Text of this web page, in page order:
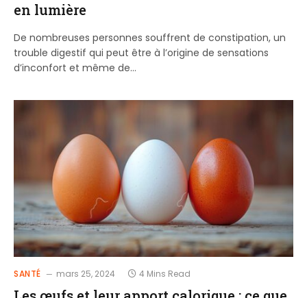
en lumière
De nombreuses personnes souffrent de constipation, un
trouble digestif qui peut être à l’origine de sensations
d’inconfort et même de…
SANTÉ mars 25, 2024 4 Mins Read